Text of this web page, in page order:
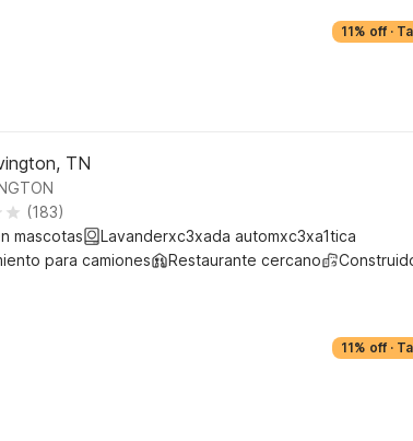
11% off ·
TN
(183)
mascotas
Lavanderxc3xada automxc3xa1tica
para camiones
Restaurante cercano
11% off ·